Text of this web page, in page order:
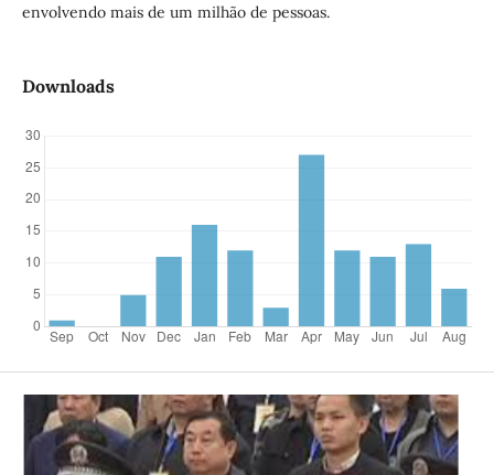
envolvendo mais de um milhão de pessoas.
Downloads